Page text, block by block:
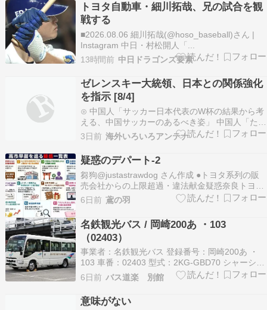
トヨタ自動車・細川拓哉、兄の試合を観
戦する
■2026.08.06 細川拓哉(@hoso_baseball)さん |
Instagram 中日・村松開人「...
13時間前 中日ドラゴンズ要素
ゼレンスキー大統領、日本との関係強化
を指示 [8/4]
⊙ 中国人「サッカー日本代表のW杯の結果から考
える、中国サッカーのあるべき姿」 中国人「ただ
の言い訳」「一見サッカーの問題に見えるけ
ど・・」じゃぽにか反応帳⊙ トヨタ「利益減りま
した」ヒョンデ「米国販売最高記録しました」ト
ッポギ注意報！⊙ 中国人「サッカー日本代表、東
京に到着しサ…
3日前 海外いろいろアンテナ
疑惑のデパート-2
芻狗@justastrawdog さん作成 ●トヨタ系列の販
売会社からの上限超過・違法献金疑惑奈良トヨタ
にはワゴン車「ビーナス号」も展示されている 愚
痴・ボヤキ日記 ブログランキングへ
6日前 鳶の羽
名鉄観光バス / 岡崎200あ ・103
（02403）
事業者：名鉄観光バス 登録番号：岡崎200あ ・
103 車番：02403 型式：2KG-GBD70 シャーシメ
ーカー：トヨタ ボディメーカー：トヨタ車体
6日前 バス道楽 別館
意味がない